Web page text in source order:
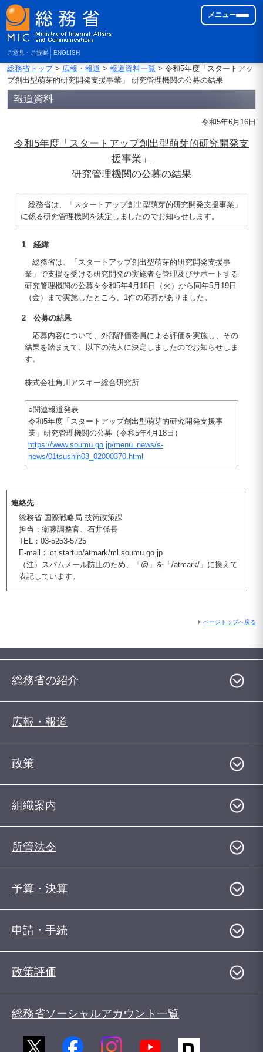
ご意見・ご提案 ENGLISH
メニュー
総務省トップ> 広報・報道 > 報道資料一覧> 令和5年度「スタートアッ
プ創出型萌芽的研究開発支援事業」 研究管理機関の公募の結果
報道資料
令和5年6月16日
令和5年度「スタートアップ創出型萌芽的研究開発支
援事業」
研究管理機関の公募の結果
総務省は、「スタートアップ創出型萌芽的研究開発支援事業」
に係る研究管理機関を決定しましたのでお知らせします。
1 経緯
総務省は、「スタートアップ創出型萌芽的研究開発支援事
業」で支援を受ける研究開発の実施者を管理及びサポートする
研究管理機関の公募を令和5年4月18日（火）から同年5月19日
（金）まで実施したところ、1件の応募がありました。
2 公募の結果
応募内容について、外部評価委員による評価を実施し、その
結果を踏まえて、以下の法人に決定しましたのでお知らせしま
す。
株式会社角川アスキー総合研究所
○関連報道発表
令和5年度「スタートアップ創出型萌芽的研究開発支援事
業」研究管理機関の公募（令和5年4月18日）
https://www.soumu.go.jp/menu_news/s-
news/01tsushin03_02000370.html
連絡先
総務省 国際戦略局 技術政策課
担当：衛藤調整官、石井係長
TEL：03-5253-5725
E-mail：ict.startup/atmark/ml.soumu.go.jp
（注）スパムメール防止のため、「@」を「/atmark/」に換えて
表記しています。
ページトップへ戻る
総務省の紹介
広報・報道
政策
組織案内
所管法令
予算・決算
申請・手続
政策評価
総務省ソーシャルアカウント一覧